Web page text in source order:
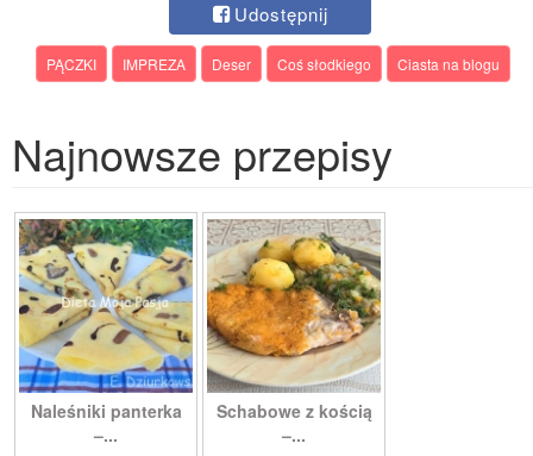
Udostępnij
PĄCZKI IMPREZA Deser Coś słodkiego Ciasta na blogu
Najnowsze przepisy
Naleśniki panterka
–...
Schabowe z kością
–...